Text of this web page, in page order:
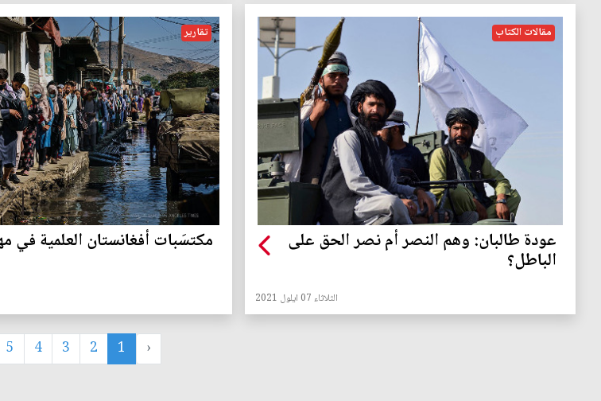
مقالات الكتاب
عودة طالبان: وهم النصر أم نصر الحق على
الباطل؟
الثلاثاء 07 ايلول 2021
تقارير
مكتسَبات أفغانستان العلمية في
‹
1
2
3
4
5